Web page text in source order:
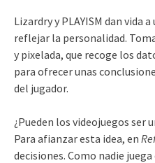
Lizardry y PLAYISM dan vida
reflejar la personalidad.
y pixelada, que recoge los
para ofrecer unas
del jugador.
¿Pueden los videojuegos ser
Para afianzar esta idea, en
decisiones. Como nadie